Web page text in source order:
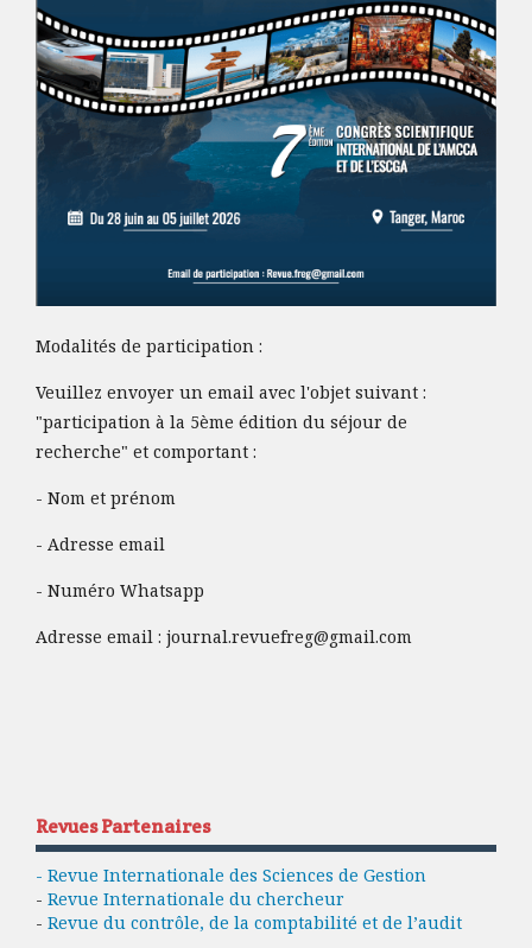
Modalités de participation :
Veuillez envoyer un email avec l'objet suivant :
"participation à la 5ème édition du séjour de
recherche" et comportant :
- Nom et prénom
- Adresse email
- Numéro Whatsapp
Adresse email : journal.revuefreg@gmail.com
Revues Partenaires
- Revue Internationale des Sciences de Gestion
- Revue Internationale du chercheur
- Revue du contrôle, de la comptabilité et de l’audit